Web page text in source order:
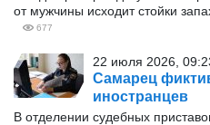
от мужчины исходит стойки
677
22 июля 2026,
Самарец
иностранцев
В отделении судебных